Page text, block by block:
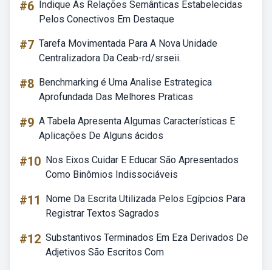
#6 Indique As Relações Semânticas Estabelecidas
Pelos Conectivos Em Destaque
#7 Tarefa Movimentada Para A Nova Unidade
Centralizadora Da Ceab-rd/srseii.
#8 Benchmarking é Uma Analise Estrategica
Aprofundada Das Melhores Praticas
#9 A Tabela Apresenta Algumas Características E
Aplicações De Alguns ácidos
#10 Nos Eixos Cuidar E Educar São Apresentados
Como Binômios Indissociáveis
#11
Nome Da Escrita Utilizada Pelos Egípcios Para
Registrar Textos Sagrados
#12 Substantivos Terminados Em Eza Derivados De
Adjetivos São Escritos Com